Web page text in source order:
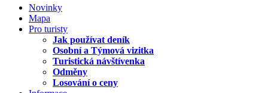
Novinky
Mapa
Pro turisty
Jak používat deník
Osobní a Týmová vizitka
Turistická návštívenka
Odměny
Losování o ceny